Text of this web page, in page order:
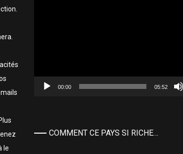
le
00:00 05:52
COMMENT CE PAYS SI RICHE…